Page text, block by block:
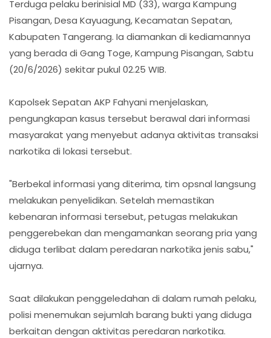
Terduga pelaku berinisial MD (33), warga Kampung
Pisangan, Desa Kayuagung, Kecamatan Sepatan,
Kabupaten Tangerang. Ia diamankan di kediamannya
yang berada di Gang Toge, Kampung Pisangan, Sabtu
(20/6/2026) sekitar pukul 02.25 WIB.
Kapolsek Sepatan AKP Fahyani menjelaskan,
pengungkapan kasus tersebut berawal dari informasi
masyarakat yang menyebut adanya aktivitas transaksi
narkotika di lokasi tersebut.
"Berbekal informasi yang diterima, tim opsnal langsung
melakukan penyelidikan. Setelah memastikan
kebenaran informasi tersebut, petugas melakukan
penggerebekan dan mengamankan seorang pria yang
diduga terlibat dalam peredaran narkotika jenis sabu,"
ujarnya.
Saat dilakukan penggeledahan di dalam rumah pelaku,
polisi menemukan sejumlah barang bukti yang diduga
berkaitan dengan aktivitas peredaran narkotika.